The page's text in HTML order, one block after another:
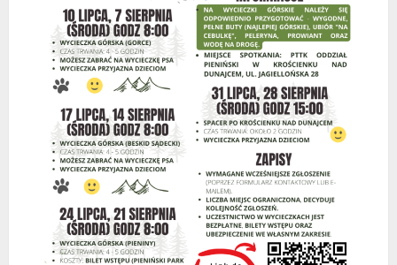
2
3
Aktualności
Najpopularniejsze atrakcje w Pieninach
wraz z cenami wstępów (2023)
Opublikowano w 3 lata temu
4
Aktualności
Aktualne warunki na szlakach
Opublikowano w 3 lata temu